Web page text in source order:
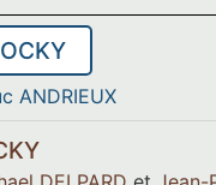
ANDRIEUX